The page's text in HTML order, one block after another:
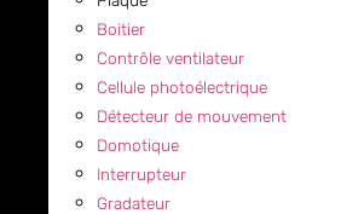
Boitier
Contrôle ventilateur
Cellule photoélectrique
Détecteur de mouvement
Domotique
Interrupteur
Gradateur